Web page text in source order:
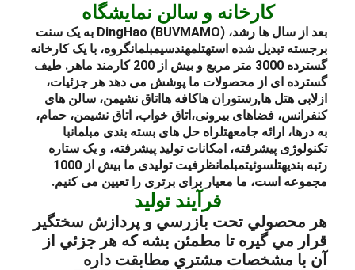
کارخانه و سالن نمایشگاه
بعد از سال ها رشد، DingHao (BUVMAMO) به یک سنت
برجسته تبدیل شده استهتلمهندسیمبلمانگروه، با یک کارخانه
گسترده 3000 متر مربع و بیش از 200 کارمند ماهر. طیف
گسترده ای از محصولات ما پوشش می دهد هر جزئیات،
ازلابی هتل ها,رستوران هاکافه هااتاق نشیمن، سالن های
کنفرانس، فضاهای بیرونی،اتاق خواب، اتاق نشیمن، حمام،
به درها، ارائه جامعهتلراه حل های بسته بندی مبلمانبا
تکنولوژی پیشرفته، امکانات تولید پیشرفته، و یک ستاره
رتبه بندیهتلسوئیتمبلمان
ظرفیت تولیدی ما بیش از 1000
مجموعه است، ما معیار برای برتری را تعیین می کنیم.
فرآیند تولید
هر محصولي تحت بازرسي و پردازش سختگير
قرار مي گيره تا مطمئن بشه که هر جزئي از
آن با مشخصات مشتري مطابقت داره